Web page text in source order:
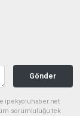
Gönder
ipekyoluhaber.net
sorumluluğu tek